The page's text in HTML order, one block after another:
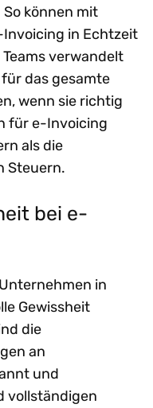
können mit
in Echtzeit
verwandelt
das gesamte
wenn sie richtig
für e-Invoicing
als die
Steuern.
bei e-
in
Gewissheit
die
an
und
vollständigen